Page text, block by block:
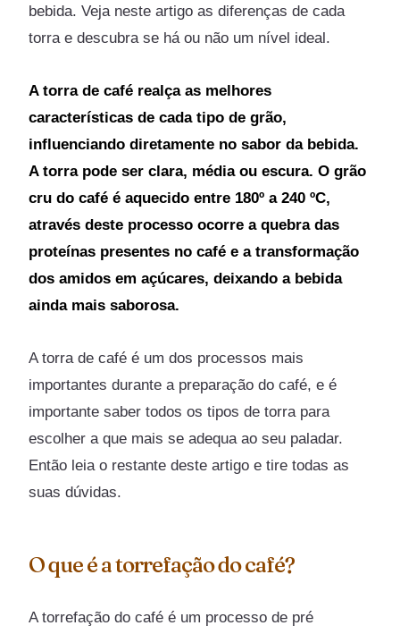
bebida. Veja neste artigo as diferenças de cada
torra e descubra se há ou não um nível ideal.
A torra de café realça as melhores
características de cada tipo de grão,
influenciando diretamente no sabor da bebida.
A torra pode ser clara, média ou escura. O grão
cru do café é aquecido entre 180º a 240 ºC,
através deste processo ocorre a quebra das
proteínas presentes no café e a transformação
dos amidos em açúcares, deixando a bebida
ainda mais saborosa.
A torra de café é um dos processos mais
importantes durante a preparação do café, e é
importante saber todos os tipos de torra para
escolher a que mais se adequa ao seu paladar.
Então leia o restante deste artigo e tire todas as
suas dúvidas.
O que é a torrefação do café?
A torrefação do café é um processo de pré